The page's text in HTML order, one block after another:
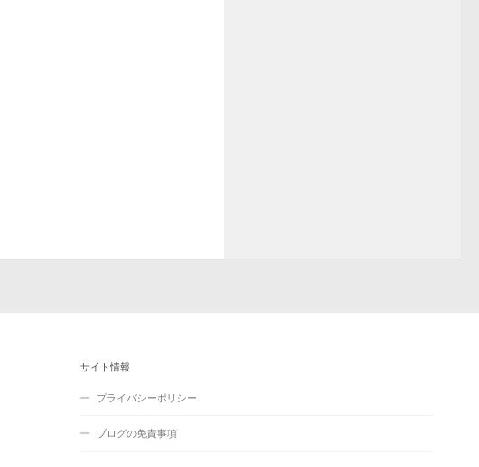
サイト情報
プライバシーポリシー
ブログの免責事項